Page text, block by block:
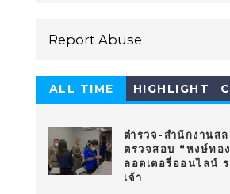
Report Abuse
ALL TIME
HIGHLIGHT
ตำรวจ-สำนักงานส
ตรวจสอบ “หงษ์ทอ
ลอตเตอรี่ออนไลน์
เจ้า